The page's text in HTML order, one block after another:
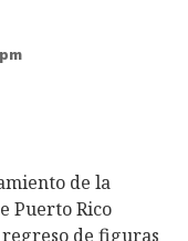
de la
Puerto Rico
de figuras